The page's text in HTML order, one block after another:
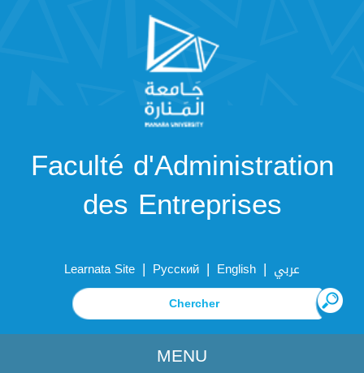
Faculté d'Administration
des Entreprises
Learnata Site | Русский | English | عربي
MENU